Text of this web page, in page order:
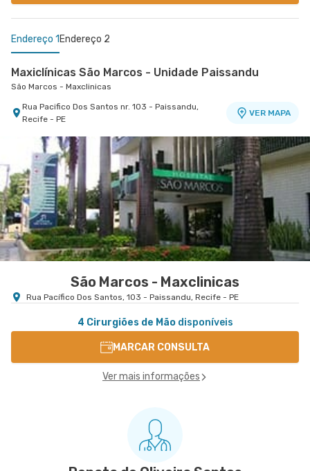
Endereço 1 Endereço 2
Maxiclínicas São Marcos - Unidade Paissandu
São Marcos - Maxclinicas
Rua Pacifico Dos Santos nr. 103 - Paissandu,
Recife - PE
VER MAPA
Maxiclínicas Olinda - Unidade Casa Caiada
Esperança Olinda - Maxclinicas Olinda I
Avenida Doutor Jose Augusto Moreira nr. 751 -
Casa Caiada, Olinda - PE
VER MAPA
São Marcos - Maxclinicas
Rua Pacífico Dos Santos, 103 - Paissandu, Recife - PE
4 Cirurgiões de Mãodisponíveis
MARCAR CONSULTA
Ver mais informações